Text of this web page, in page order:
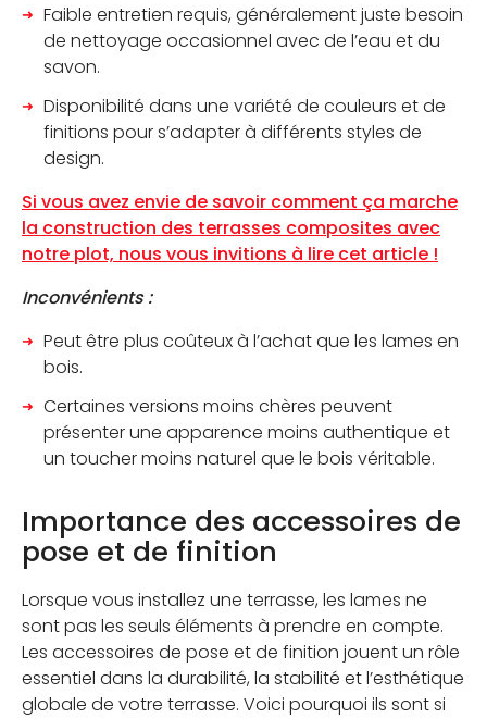
Faible entretien requis, généralement juste besoin
de nettoyage occasionnel avec de l’eau et du
savon.
Disponibilité dans une variété de couleurs et de
finitions pour s’adapter à différents styles de
design.
Si vous avez envie de savoir comment ça marche
la construction des terrasses composites avec
notre plot, nous vous invitions à lire cet article !
Inconvénients :
Peut être plus coûteux à l’achat que les lames en
bois.
Certaines versions moins chères peuvent
présenter une apparence moins authentique et
un toucher moins naturel que le bois véritable.
Importance des accessoires de
pose et de finition
Lorsque vous installez une terrasse, les lames ne
sont pas les seuls éléments à prendre en compte.
Les accessoires de pose et de finition jouent un rôle
essentiel dans la durabilité, la stabilité et l’esthétique
globale de votre terrasse. Voici pourquoi ils sont si